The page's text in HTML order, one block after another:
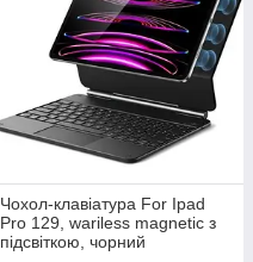
Чохол-клавіатура For Ipad
Pro 129, wariless magnetic з
підсвіткою, чорний